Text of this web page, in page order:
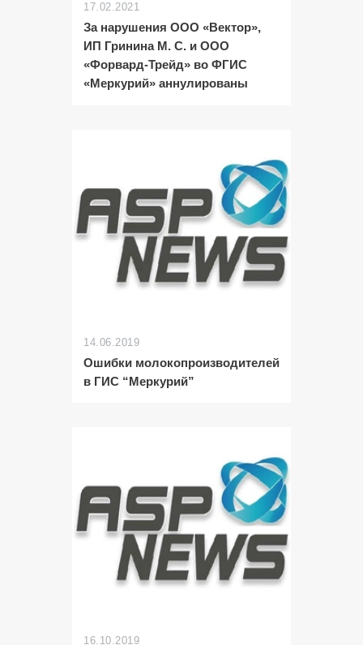
17.02.2021
За нарушения ООО «Вектор»,
ИП Гринина М. С. и ООО
«Форвард-Трейд» во ФГИС
«Меркурий» аннулированы
14.06.2019
Ошибки молокопроизводителей
в ГИС “Меркурий”
16.10.2019